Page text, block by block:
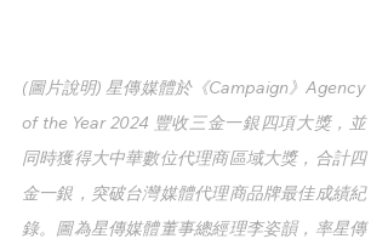
(圖片說明) 星傳媒體於《Campaign》Agency
of the Year 2024 豐收三金一銀四項大獎，並
同時獲得大中華數位代理商區域大獎，合計四
金一銀，突破台灣媒體代理商品牌最佳成績紀
錄。圖為星傳媒體董事總經理李姿韻，率星傳